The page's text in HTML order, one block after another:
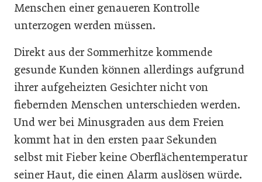
Menschen einer genaueren Kontrolle
unterzogen werden müssen.
Direkt aus der Sommerhitze kommende
gesunde Kunden können allerdings aufgrund
ihrer aufgeheizten Gesichter nicht von
fiebernden Menschen unterschieden werden.
Und wer bei Minusgraden aus dem Freien
kommt hat in den ersten paar Sekunden
selbst mit Fieber keine Oberflächentemperatur
seiner Haut, die einen Alarm auslösen würde.